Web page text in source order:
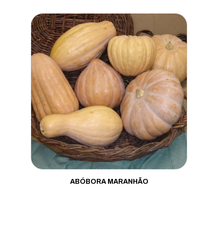
Repolho
Rúcula
Tomate
ABÓBORA MARANHÃO